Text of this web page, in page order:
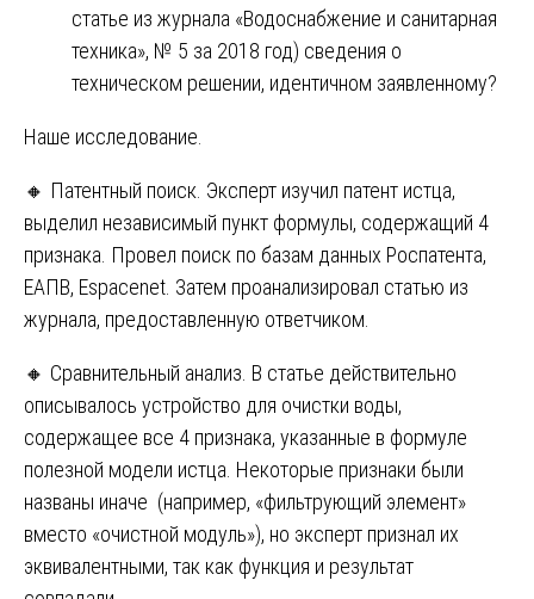
статье из журнала «Водоснабжение и санитарная
техника», № 5 за 2018 год) сведения о
техническом решении, идентичном заявленному?
Наше исследование.
🔸 Патентный поиск. Эксперт изучил патент истца,
выделил независимый пункт формулы, содержащий 4
признака. Провел поиск по базам данных Роспатента,
ЕАПВ, Espacenet. Затем проанализировал статью из
журнала, предоставленную ответчиком.
🔸 Сравнительный анализ. В статье действительно
описывалось устройство для очистки воды,
содержащее все 4 признака, указанные в формуле
полезной модели истца. Некоторые признаки были
названы иначе (например, «фильтрующий элемент»
вместо «очистной модуль»), но эксперт признал их
эквивалентными, так как функция и результат